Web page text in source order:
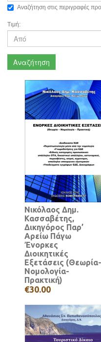
Αναζήτηση στις περιγραφές
Τιμή:
Αναζήτηση
Νικόλαος Δημ.
Κασσαβέτης,
Δικηγόρος Παρ’
Αρείω Πάγω
Ένορκες
Διοικητικές
Εξετάσεις (Θεωρία-
Νομολογία-
Πρακτική)
€30.00